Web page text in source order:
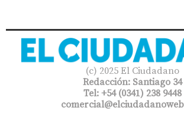
(c) 2025 El Ciudadano
Redacción: Santiago 34
Tel: +54 (0341) 238 9448